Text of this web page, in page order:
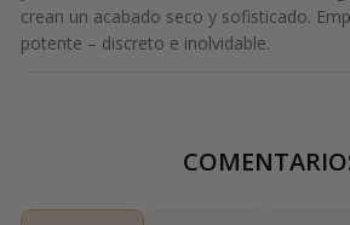
crean un acabado seco y sofisticado.
potente – discreto e inolvidable.